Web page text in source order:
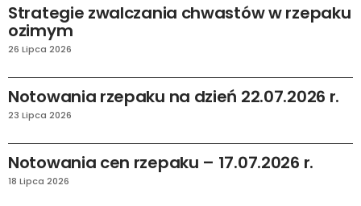
Strategie zwalczania chwastów w rzepaku
ozimym
26 Lipca 2026
Notowania rzepaku na dzień 22.07.2026 r.
23 Lipca 2026
Notowania cen rzepaku – 17.07.2026 r.
18 Lipca 2026